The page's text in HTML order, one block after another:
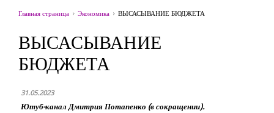
Главная страница Экономика ВЫСАСЫВАНИЕ БЮДЖЕТА
ВЫСАСЫВАНИЕ
БЮДЖЕТА
31.05.2023
Ютуб-канал Дмитрия Потапенко (в сокращении).